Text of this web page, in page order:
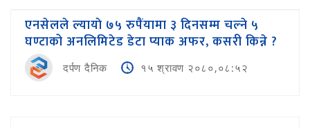
एनसेलले ल्यायाे ७५ रुपैंयामा ३ दिनसम्म चल्ने ५
घण्टाको अनलिमिटेड डेटा प्याक अफर, कसरी किन्ने ?
दर्पण दैनिक १५ श्रावण २०८०,०८:५२